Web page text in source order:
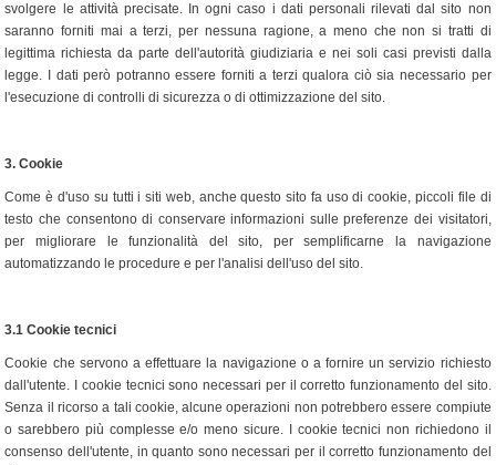
svolgere le attività precisate. In ogni caso i dati personali rilevati dal sito non
saranno forniti mai a terzi, per nessuna ragione, a meno che non si tratti di
legittima richiesta da parte dell'autorità giudiziaria e nei soli casi previsti dalla
legge. I dati però potranno essere forniti a terzi qualora ciò sia necessario per
l'esecuzione di controlli di sicurezza o di ottimizzazione del sito.
3.Cookie
Come è d'uso su tutti i siti web, anche questo sito fa uso di cookie, piccoli file di
testo che consentono di conservare informazioni sulle preferenze dei visitatori,
per migliorare le funzionalità del sito, per semplificarne la navigazione
automatizzando le procedure e per l'analisi dell'uso del sito.
3.1Cookie tecnici
Cookie che servono a effettuare la navigazione o a fornire un servizio richiesto
dall'utente. I cookie tecnici sono necessari per il corretto funzionamento del sito.
Senza il ricorso a tali cookie, alcune operazioni non potrebbero essere compiute
o sarebbero più complesse e/o meno sicure. I cookie tecnici non richiedono il
consenso dell'utente, in quanto sono necessari per il corretto funzionamento del